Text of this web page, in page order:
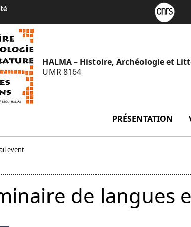
HALMA – Histoire, Archéologie et
UMR 8164
PRÉSENTATION
event
de langues